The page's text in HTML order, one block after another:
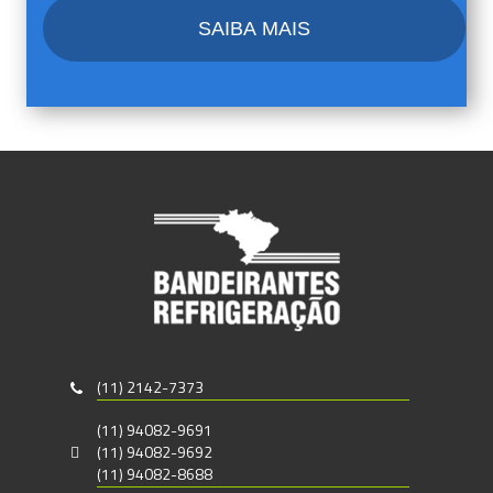
CAPTCHA
(11) 2142-7373
(11) 94082-9691
(11) 94082-9692
(11) 94082-8688